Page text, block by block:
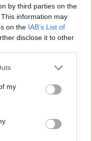
by third parties on the
information may
on the IAB’s List of
disclose it to other
one or more Google
You may click to
third-party tags to
in below Google
my
εδώ